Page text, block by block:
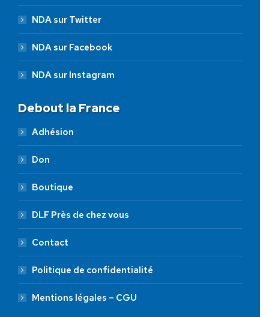
NDA sur Twitter
NDA sur Facebook
NDA sur Instagram
Debout la France
Adhésion
Don
Boutique
DLF Près de chez vous
Contact
Politique de confidentialité
Mentions légales – CGU